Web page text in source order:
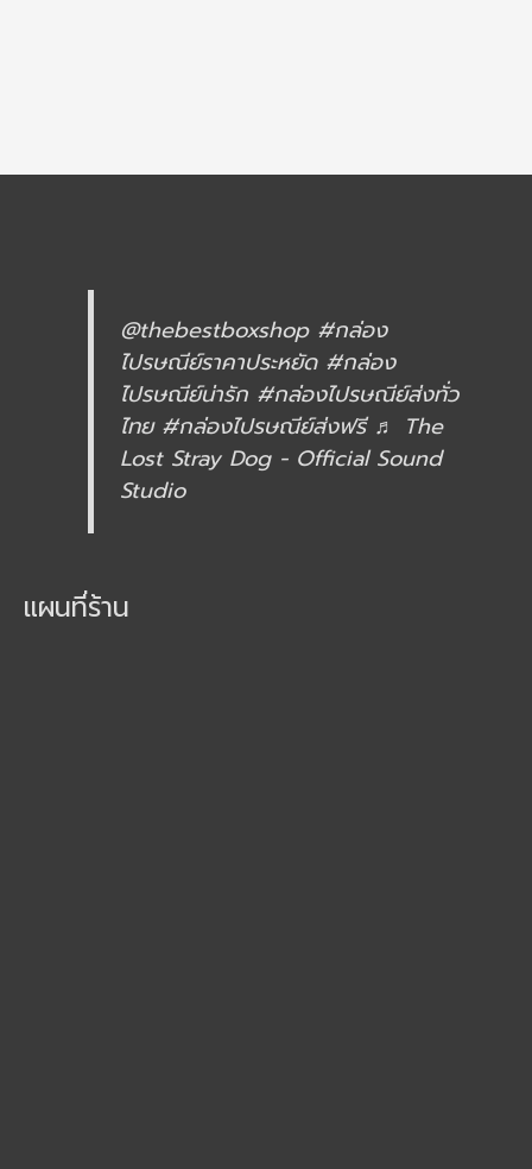
@thebestboxshop #กล่อง
ไปรษณีย์ราคาประหยัด #กล่อง
ไปรษณีย์น่ารัก #กล่องไปรษณีย์ส่งทั่ว
ไทย #กล่องไปรษณีย์ส่งฟรี ♬ The
Lost Stray Dog - Official Sound
Studio
แผนที่ร้าน